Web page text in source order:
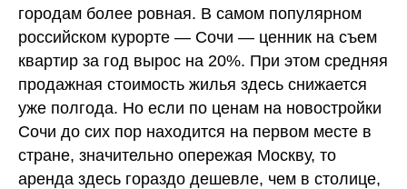
городам более ровная. В самом популярном
российском курорте — Сочи — ценник на съем
квартир за год вырос на 20%. При этом средняя
продажная стоимость жилья здесь снижается
уже полгода. Но если по ценам на новостройки
Сочи до сих пор находится на первом месте в
стране, значительно опережая Москву, то
аренда здесь гораздо дешевле, чем в столице,